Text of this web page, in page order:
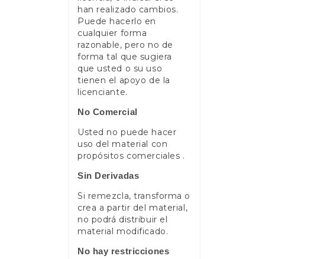
han realizado cambios.
Puede hacerlo en
cualquier forma
razonable, pero no de
forma tal que sugiera
que usted o su uso
tienen el apoyo de la
licenciante.
No Comercial
Usted no puede hacer
uso del material con
propósitos comerciales .
Sin Derivadas
Si remezcla, transforma o
crea a partir del material,
no podrá distribuir el
material modificado.
No hay restricciones